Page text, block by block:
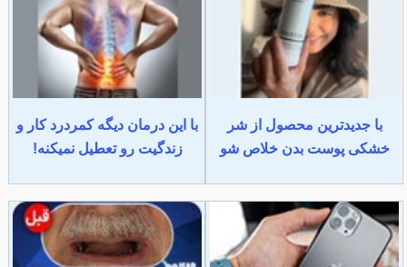
با جدیدترین محصول از شر
خشکی پوست بدن خلاص شو
با این درمان دیگه کمردرد کار و
زندگیت رو تعطیل نمیکنه!